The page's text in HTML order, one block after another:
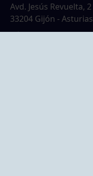
Avd. Jesús Revuelta, 2
33204 Gijón - Asturias
Cómo llegar